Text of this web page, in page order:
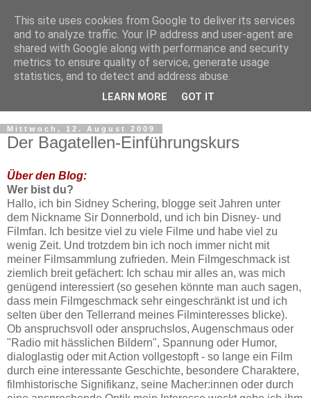
Mittwoch, 12. August 2009
Der Bagatellen-Einführungskurs
Über den Blog:
Wer bist du?
Hallo, ich bin Sidney Schering, blogge seit Jahren unter
dem Nickname Sir Donnerbold, und ich bin Disney- und
Filmfan. Ich besitze viel zu viele Filme und habe viel zu
wenig Zeit. Und trotzdem bin ich noch immer nicht mit
meiner Filmsammlung zufrieden. Mein Filmgeschmack ist
ziemlich breit gefächert: Ich schau mir alles an, was mich
genügend interessiert (so gesehen könnte man auch sagen,
dass mein Filmgeschmack sehr eingeschränkt ist und ich
selten über den Tellerrand meines Filminteresses blicke).
Ob anspruchsvoll oder anspruchslos, Augenschmaus oder
"Radio mit hässlichen Bildern", Spannung oder Humor,
dialoglastig oder mit Action vollgestopft - so lange ein Film
durch eine interessante Geschichte, besondere Charaktere,
filmhistorische Signifikanz, seine Macher:innen oder durch
This site uses cookies from Google to deliver its services
and to analyze traffic. Your IP address and user-agent are
shared with Google along with performance and security
metrics to ensure quality of service, generate usage
statistics, and to detect and address abuse.
LEARN MORE GOT IT